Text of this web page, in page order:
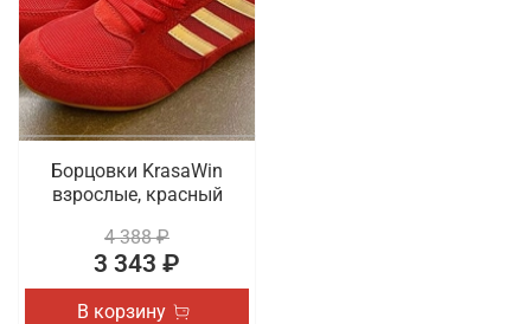
выбор доступны разные актуальные размеры и
трендовые расцветки. В наличии обувь для спорта
на шнуровке. Осуществляется быстрая доставка
оформленных онлайн покупок по Туле.
Борцовки KrasaWin
взрослые, красный
4 388 ₽
3 343 ₽
В корзину